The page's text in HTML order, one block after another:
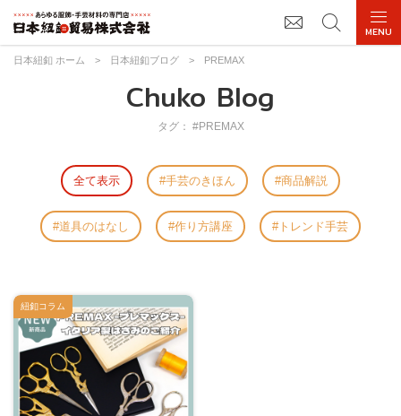
日本紐釦 ホーム > 日本紐釦ブログ > PREMAX
Chuko Blog
タグ： #PREMAX
全て表示 手芸のきほん 商品解説
道具のはなし 作り方講座 トレンド手芸
紐釦コラム